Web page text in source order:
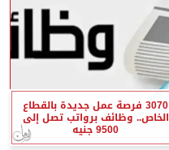
3070 فرصة عمل جديدة بالقطاع
الخاص.. وظائف برواتب تصل إلى
9500 جنيه